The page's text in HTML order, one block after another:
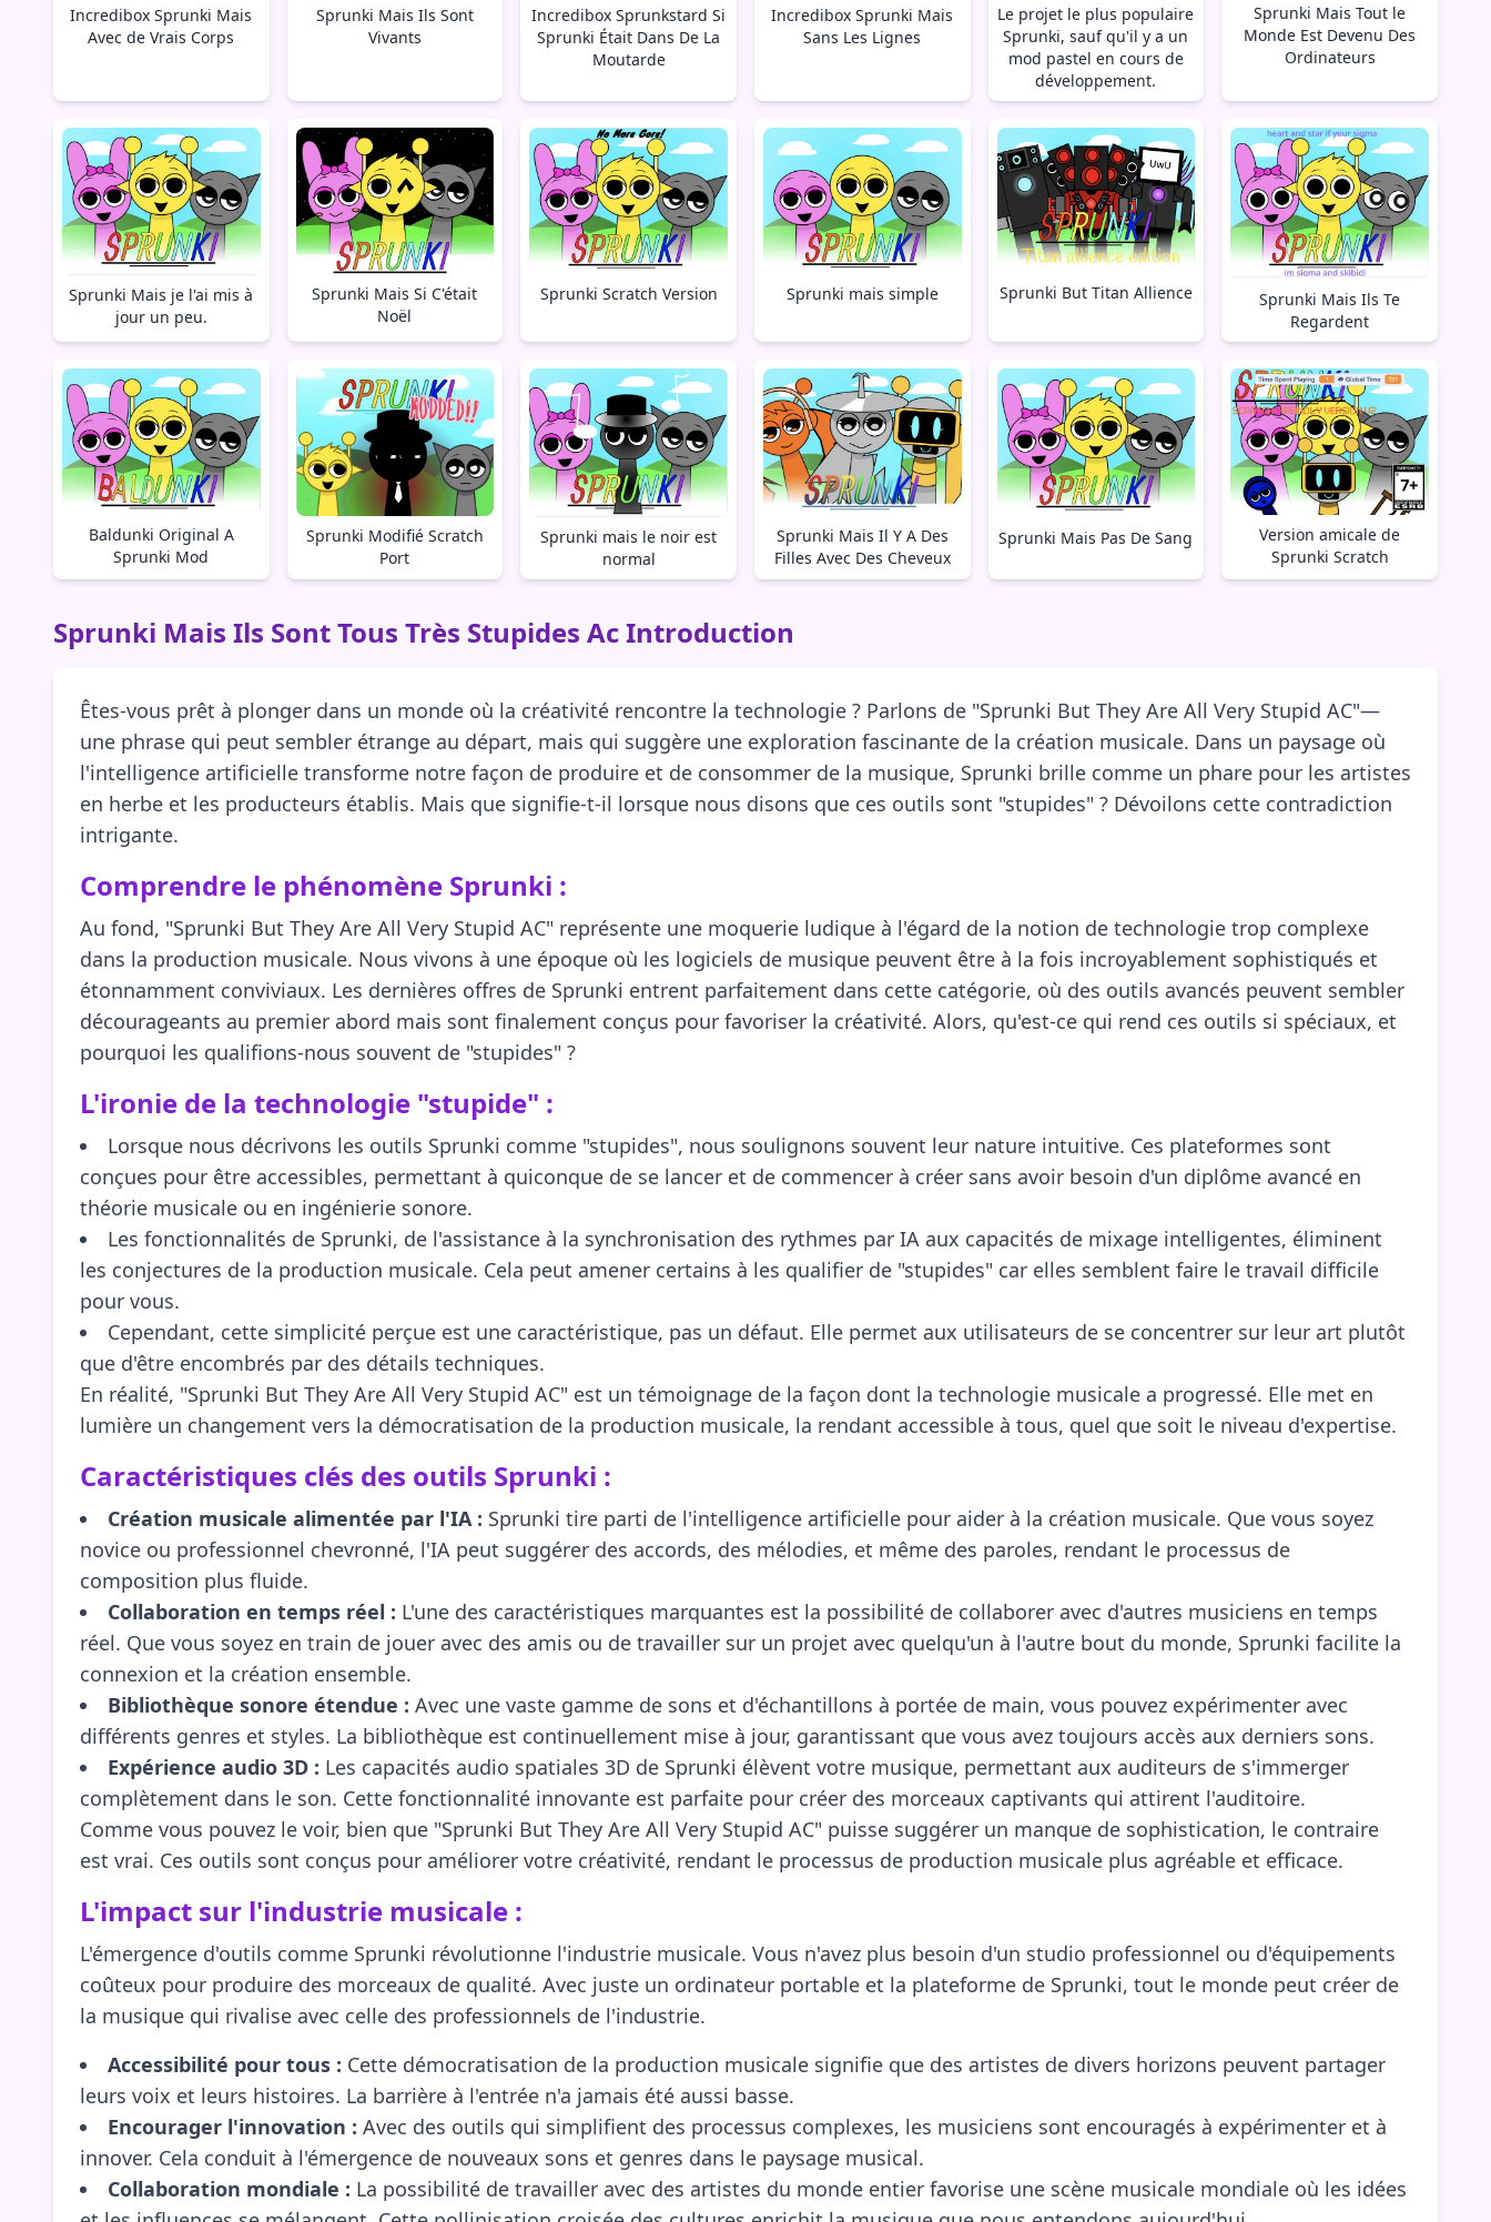
Incredibox Sprunki Mais
Avec de Vrais Corps
Sprunki Mais Ils Sont
Vivants
Incredibox Sprunkstard Si
Sprunki Était Dans De La
Moutarde
Incredibox Sprunki Mais
Sans Les Lignes
Le projet le plus populaire
Sprunki, sauf qu'il y a un
mod pastel en cours de
développement.
Sprunki Mais Tout le
Monde Est Devenu Des
Ordinateurs
Sprunki Mais je l'ai mis à
jour un peu.
Sprunki Mais Si C'était
Noël
Sprunki Scratch Version Sprunki mais simple Sprunki But Titan Allience
Sprunki Mais Ils Te
Regardent
Baldunki Original A
Sprunki Mod
Sprunki Modifié Scratch
Port
Sprunki mais le noir est
normal
Sprunki Mais Il Y A Des
Filles Avec Des Cheveux
Sprunki Mais Pas De Sang
Version amicale de
Sprunki Scratch
Sprunki Mais Ils Sont Tous Très Stupides Ac Introduction
Êtes-vous prêt à plonger dans un monde où la créativité rencontre la technologie ? Parlons de "Sprunki But They Are All Very Stupid AC"—
une phrase qui peut sembler étrange au départ, mais qui suggère une exploration fascinante de la création musicale. Dans un paysage où
l'intelligence artificielle transforme notre façon de produire et de consommer de la musique, Sprunki brille comme un phare pour les artistes
en herbe et les producteurs établis. Mais que signifie-t-il lorsque nous disons que ces outils sont "stupides" ? Dévoilons cette contradiction
intrigante.
Comprendre le phénomène Sprunki :
Au fond, "Sprunki But They Are All Very Stupid AC" représente une moquerie ludique à l'égard de la notion de technologie trop complexe
dans la production musicale. Nous vivons à une époque où les logiciels de musique peuvent être à la fois incroyablement sophistiqués et
étonnamment conviviaux. Les dernières offres de Sprunki entrent parfaitement dans cette catégorie, où des outils avancés peuvent sembler
décourageants au premier abord mais sont finalement conçus pour favoriser la créativité. Alors, qu'est-ce qui rend ces outils si spéciaux, et
pourquoi les qualifions-nous souvent de "stupides" ?
L'ironie de la technologie "stupide" :
Lorsque nous décrivons les outils Sprunki comme "stupides", nous soulignons souvent leur nature intuitive. Ces plateformes sont
conçues pour être accessibles, permettant à quiconque de se lancer et de commencer à créer sans avoir besoin d'un diplôme avancé en
théorie musicale ou en ingénierie sonore.
Les fonctionnalités de Sprunki, de l'assistance à la synchronisation des rythmes par IA aux capacités de mixage intelligentes, éliminent
les conjectures de la production musicale. Cela peut amener certains à les qualifier de "stupides" car elles semblent faire le travail difficile
pour vous.
Cependant, cette simplicité perçue est une caractéristique, pas un défaut. Elle permet aux utilisateurs de se concentrer sur leur art plutôt
que d'être encombrés par des détails techniques.
En réalité, "Sprunki But They Are All Very Stupid AC" est un témoignage de la façon dont la technologie musicale a progressé. Elle met en
lumière un changement vers la démocratisation de la production musicale, la rendant accessible à tous, quel que soit le niveau d'expertise.
Caractéristiques clés des outils Sprunki :
Création musicale alimentée par l'IA : Sprunki tire parti de l'intelligence artificielle pour aider à la création musicale. Que vous soyez
novice ou professionnel chevronné, l'IA peut suggérer des accords, des mélodies, et même des paroles, rendant le processus de
composition plus fluide.
Collaboration en temps réel : L'une des caractéristiques marquantes est la possibilité de collaborer avec d'autres musiciens en temps
réel. Que vous soyez en train de jouer avec des amis ou de travailler sur un projet avec quelqu'un à l'autre bout du monde, Sprunki facilite la
connexion et la création ensemble.
Bibliothèque sonore étendue : Avec une vaste gamme de sons et d'échantillons à portée de main, vous pouvez expérimenter avec
différents genres et styles. La bibliothèque est continuellement mise à jour, garantissant que vous avez toujours accès aux derniers sons.
Expérience audio 3D : Les capacités audio spatiales 3D de Sprunki élèvent votre musique, permettant aux auditeurs de s'immerger
complètement dans le son. Cette fonctionnalité innovante est parfaite pour créer des morceaux captivants qui attirent l'auditoire.
Comme vous pouvez le voir, bien que "Sprunki But They Are All Very Stupid AC" puisse suggérer un manque de sophistication, le contraire
est vrai. Ces outils sont conçus pour améliorer votre créativité, rendant le processus de production musicale plus agréable et efficace.
L'impact sur l'industrie musicale :
L'émergence d'outils comme Sprunki révolutionne l'industrie musicale. Vous n'avez plus besoin d'un studio professionnel ou d'équipements
coûteux pour produire des morceaux de qualité. Avec juste un ordinateur portable et la plateforme de Sprunki, tout le monde peut créer de
la musique qui rivalise avec celle des professionnels de l'industrie.
Accessibilité pour tous : Cette démocratisation de la production musicale signifie que des artistes de divers horizons peuvent partager
leurs voix et leurs histoires. La barrière à l'entrée n'a jamais été aussi basse.
Encourager l'innovation : Avec des outils qui simplifient des processus complexes, les musiciens sont encouragés à expérimenter et à
innover. Cela conduit à l'émergence de nouveaux sons et genres dans le paysage musical.
Collaboration mondiale : La possibilité de travailler avec des artistes du monde entier favorise une scène musicale mondiale où les idées